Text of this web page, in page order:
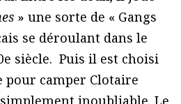
» une sorte de « Gangs
se déroulant dans le
siècle. Puis il est choisi
pour camper Clotaire